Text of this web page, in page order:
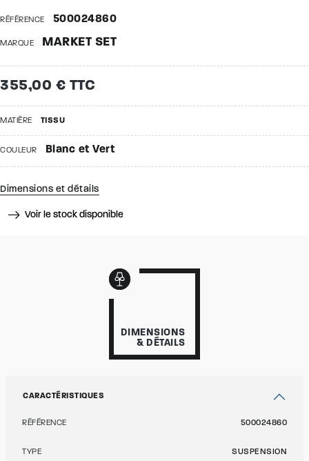
RÉFÉRENCE 500024860
MARQUE MARKET SET
355,00 € TTC
MATIÈRE TISSU
COULEUR Blanc et Vert
Dimensions et détails
Voir le stock disponible
DIMENSIONS
& DÉTAILS
CARACTÉRISTIQUES
RÉFÉRENCE 500024860
TYPE SUSPENSION